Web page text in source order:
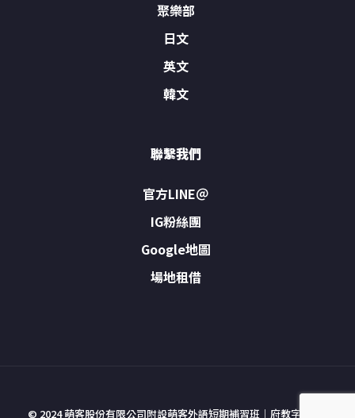
聚樂部
日文
英文
韓文
聯繫我們
官方LINE＠
IG粉絲團
Google地圖
場地租借
© 2024 萌客股份有限公司附設萌客外語短期補習班｜府教字號